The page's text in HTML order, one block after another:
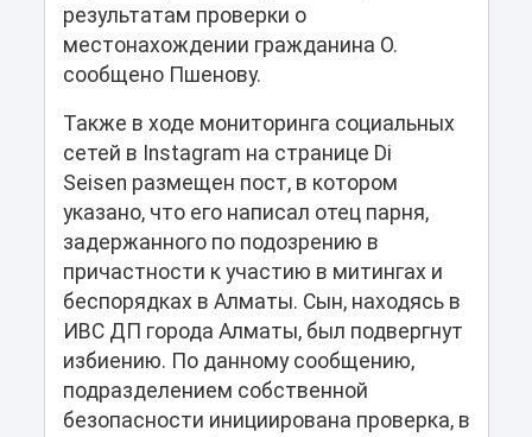
результатам проверки о
местонахождении гражданина О.
сообщено Пшенову.
Также в ходе мониторинга социальных
сетей в Instagram на странице Di
Seisen размещен пост, в котором
указано, что его написал отец парня,
задержанного по подозрению в
причастности к участию в митингах и
беспорядках в Алматы. Сын, находясь в
ИВС ДП города Алматы, был подвергнут
избиению. По данному сообщению,
подразделением собственной
безопасности инициирована проверка, в